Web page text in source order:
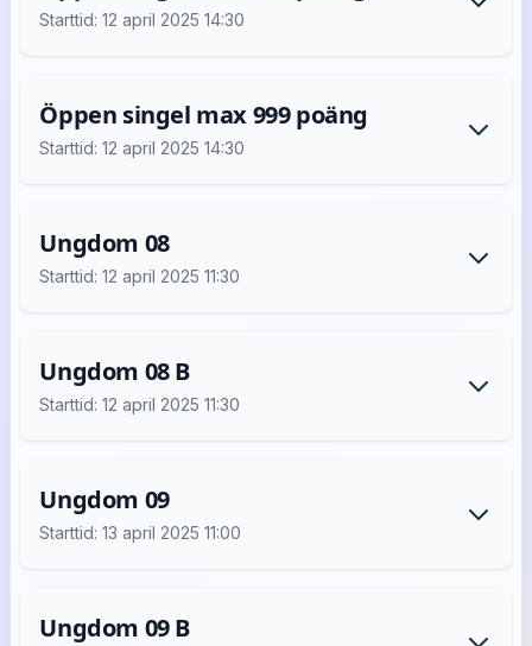
Starttid: 12 april 2025 14:30
Öppen singel max 999 poäng
Starttid: 12 april 2025 14:30
Ungdom 08
Starttid: 12 april 2025 11:30
Ungdom 08 B
Starttid: 12 april 2025 11:30
Ungdom 09
Starttid: 13 april 2025 11:00
Ungdom 09 B